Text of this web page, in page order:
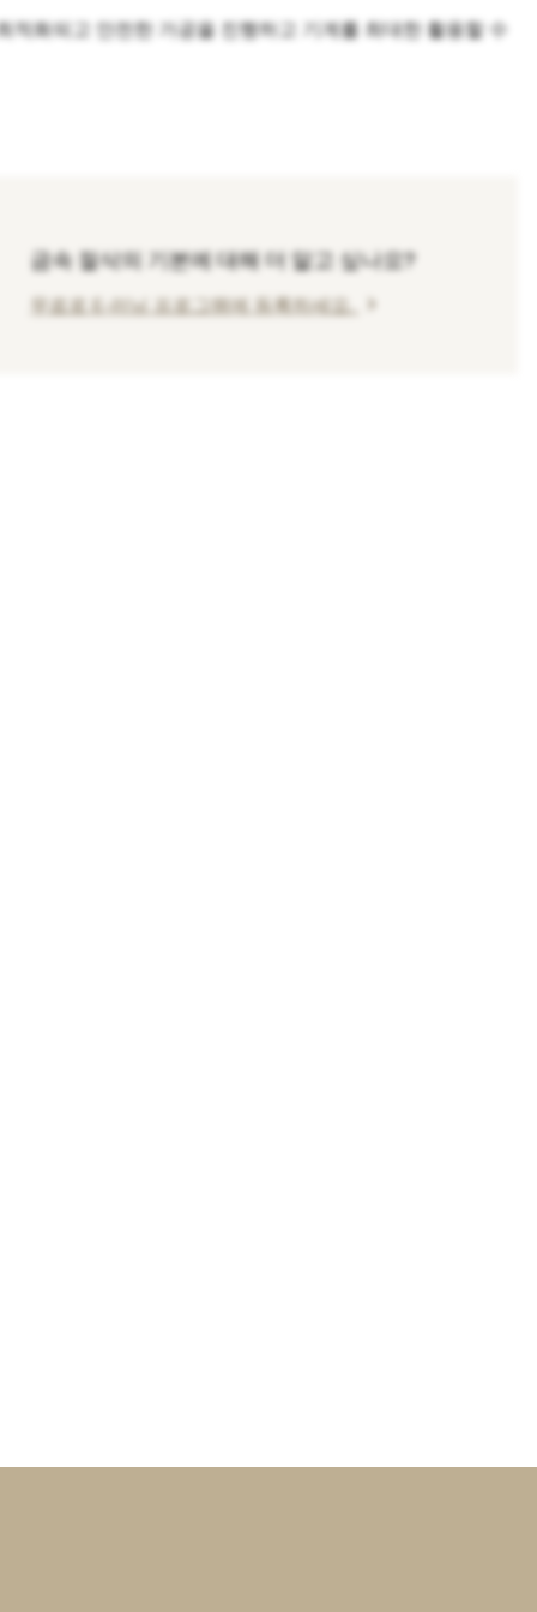
화되고 안전한 가공을 진행하고 기계를 최대한 활용할 수
금속 절삭의 기본에 대해 더 알고 싶나요?
무료로 E-러닝 프로그램에 등록하세요. chevron_right